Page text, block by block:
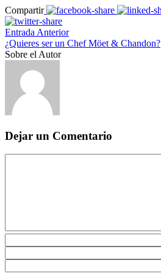
Compartir
Entrada Anterior
¿Quieres ser un Chef Möet & Chandon?
Sobre el Autor
Dejar un Comentario